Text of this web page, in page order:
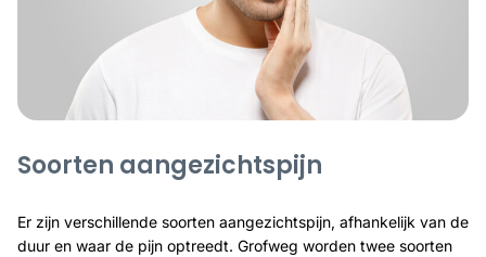
Soorten aangezichtspijn
Er zijn verschillende soorten aangezichtspijn, afhankelijk van de
duur en waar de pijn optreedt. Grofweg worden twee soorten